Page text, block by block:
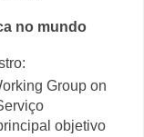
no mundo
Group on
objetivo